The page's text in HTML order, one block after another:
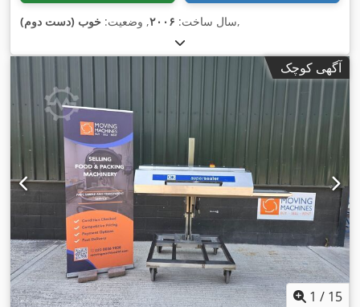
سال ساخت: ۲۰۰۶, وضعیت: خوب (دست دوم) ,
آگهی کوچک
1 / 15